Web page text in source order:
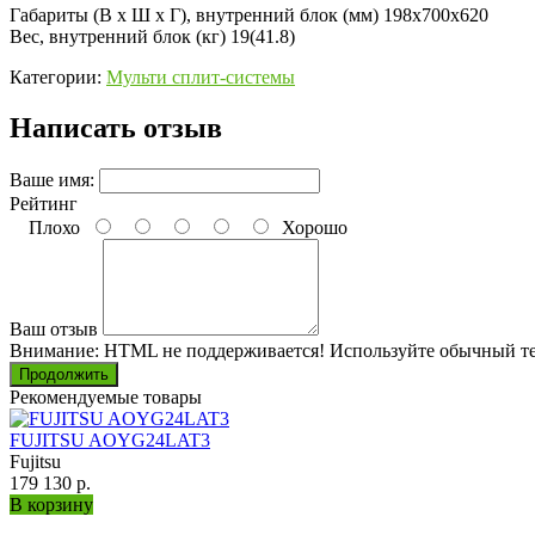
Габариты (В x Ш x Г), внутренний блок (мм) 198x700x620
Вес, внутренний блок (кг) 19(41.8)
Категории: Мульти сплит-системы
Написать отзыв
Ваше имя:
Рейтинг
Плохо
Хорошо
Ваш отзыв
Внимание: HTML не поддерживается! Используйте обычный
Продолжить
Рекомендуемые товары
FUJITSU AOYG24LAT3
Fujitsu
179 130 р.
В корзину